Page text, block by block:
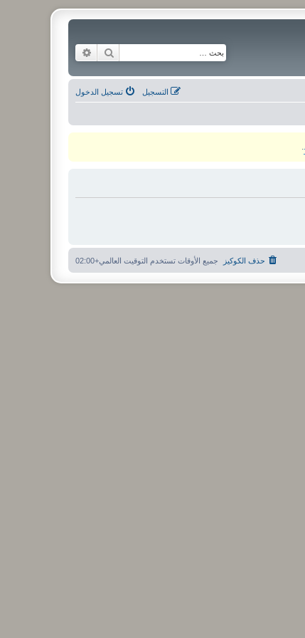
بحث
تسجيل الدخول التسجيل
جميع الأوقات تستخدم التوقيت العالمي+02:00 حذف الكوكيز